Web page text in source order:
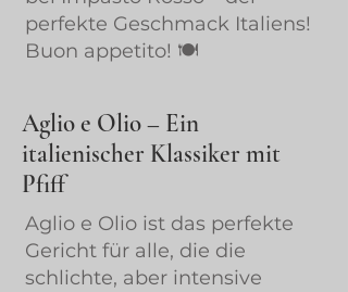
perfekte Geschmack Italiens!
Buon appetito! 🍽
Aglio e Olio – Ein
italienischer Klassiker mit
Pfiff
Aglio e Olio ist das perfekte
Gericht für alle, die die
schlichte, aber intensive